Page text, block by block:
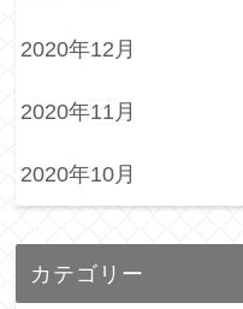
2020年12月
2020年11月
2020年10月
カテゴリー